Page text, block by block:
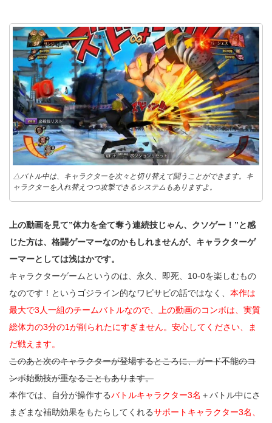
△バトル中は、キャラクターを次々と切り替えて闘うことができます。キ
ャラクターを入れ替えつつ攻撃できるシステムもありますよ。
上の動画を見て”体力を全て奪う連続技じゃん、クソゲー！”と感
じた方は、格闘ゲーマーなのかもしれませんが、キャラクターゲ
ーマーとしては浅はかです。
キャラクターゲームというのは、永久、即死、10-0を楽しむもの
なのです！というゴジライン的なワビサビの話ではなく、 本作は
最大で3人一組のチームバトルなので、上の動画のコンボは、実質
総体力の3分の1が削られたにすぎません。安心してください、ま
だ戦えます。
このあと次のキャラクターが登場するところに、ガード不能のコ
ンボ始動技が重なることもあります。
本作では、自分が操作するバトルキャラクター3名 ＋バトル中にさ
まざまな補助効果をもたらしてくれるサポートキャラクター3名、